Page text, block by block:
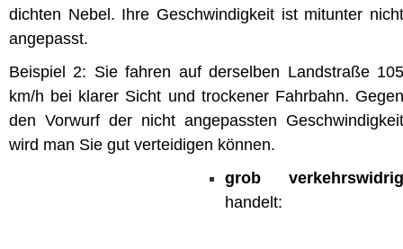
dichten Nebel. Ihre Geschwindigkeit ist mitunter nicht
angepasst.
Beispiel 2: Sie fahren auf derselben Landstraße 105
km/h bei klarer Sicht und trockener Fahrbahn. Gegen
den Vorwurf der nicht angepassten Geschwindigkeit
wird man Sie gut verteidigen können.
grob verkehrswidrig
handelt: